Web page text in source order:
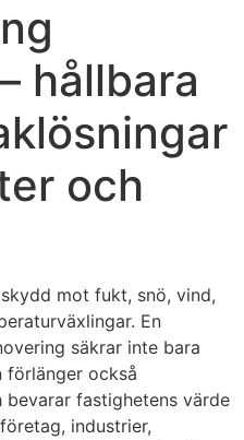
hållbara
och
mot fukt, snö, vind,
En
säkrar inte bara
förlänger också
fastighetens värde
industrier,